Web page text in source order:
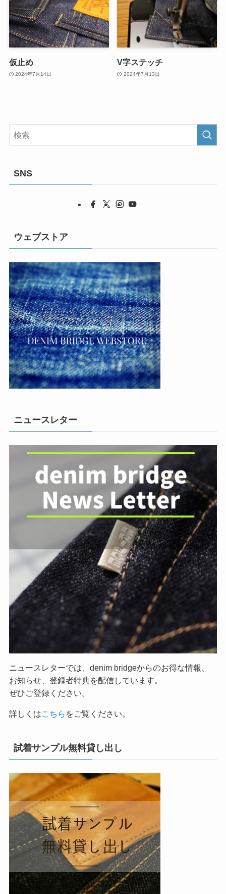
仮止め
2024年7月14日
V字ステッチ
2024年7月13日
SNS
ウェブストア
ニュースレター
ニュースレターでは、denim bridgeからのお得な情報、
お知らせ、登録者特典を配信しています。
ぜひご登録ください。
詳しくはこちら をご覧ください。
試着サンプル無料貸し出し